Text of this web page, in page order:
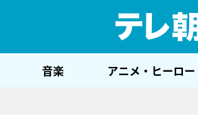
音楽 アニメ・ヒーロー